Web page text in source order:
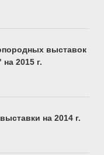
выставок
2015 г.
на 2014 г.